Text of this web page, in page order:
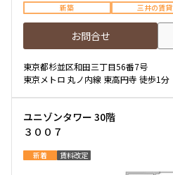
3LDK
4LDK〜
専有面積
〜
築年数
新築 三井の賃貸
お問合せ
東京都杉並区和田三丁目56番7号
東京メトロ 丸ノ内線 東高円寺 徒歩1分
ユニゾンタワー 30階
３００７
新着 賃料改定